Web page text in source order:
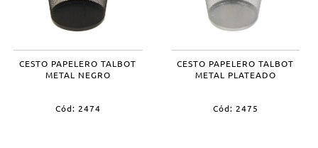
CESTO PAPELERO TALBOT
METAL NEGRO
Cód: 2474
CESTO PAPELERO TALBOT
METAL PLATEADO
Cód: 2475